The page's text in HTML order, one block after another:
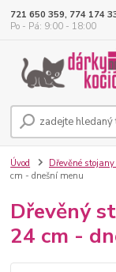
721 650 359, 774 174
Po - Pá: 9:00 - 18:00
Úvod Dřevěné
cm - dnešní menu
Dřevěný
24 cm -